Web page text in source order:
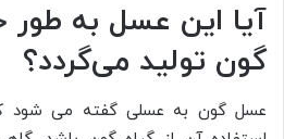
آیا این عسل به
گون تولید می‌گردد؟
عسل گون به عسلی گفته می شود